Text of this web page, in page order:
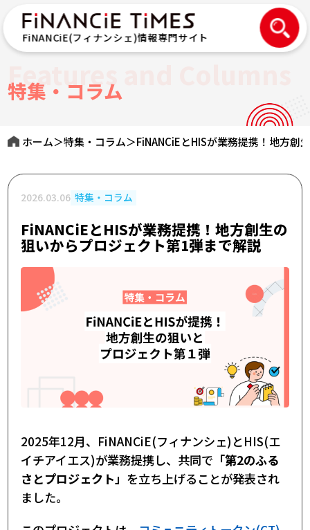
FiNANCiE(フィナンシェ)情報専門サイト
特集・コラム
Features and Columns
ホーム＞特集・コラム＞FiNANCiEとHISが業務提携！地方創
2026.03.06 特集・コラム
FiNANCiEとHISが業務提携！地方創生の
狙いからプロジェクト第1弾まで解説
2025年12月、FiNANCiE(フィナンシェ)とHIS(エ
イチアイエス)が業務提携し、共同で 「第2のふる
さとプロジェクト」 を立ち上げることが発表され
ました。